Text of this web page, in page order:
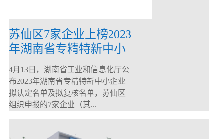
苏仙区7家企业上榜2023
年湖南省专精特新中小
企业
4月13日，湖南省工业和信息化厅公
布2023年湖南省专精特新中小企业
拟认定名单及拟复核名单，苏仙区
组织申报的7家企业（其...